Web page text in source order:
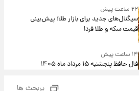
۲۲ ساعت پیش
سیگنال‌های جدید برای بازار طلا؛ پیش‌بینی
قیمت سکه و طلا فردا
۱۴ ساعت پیش
فال حافظ پنجشنبه ۱۵ مرداد ماه ۱۴۰۵